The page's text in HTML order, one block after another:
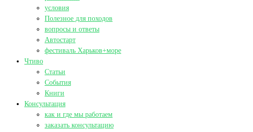
условия
Полезное для походов
вопросы и ответы
Автостарт
фестиваль Харьков+море
Чтиво
Статьи
События
Книги
Консультация
как и где мы работаем
заказать консультацию